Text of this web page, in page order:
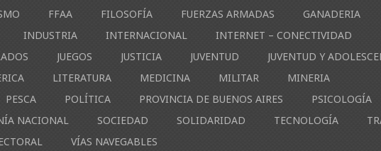
FFAA FILOSOFÍA FUERZAS ARMADAS GANADERIA
INDUSTRIA INTERNACIONAL
INTERNET – CONECTIVIDAD
JUEGOS JUSTICIA JUVENTUD
JUVENTUD Y
LITERATURA MEDICINA MILITAR
MINERIA
PESCA POLÍTICA PROVINCIA DE BUENOS AIRES PSICOLOGÍA
NACIONAL SOCIEDAD SOLIDARIDAD TECNOLOGÍA
VÍAS NAVEGABLES